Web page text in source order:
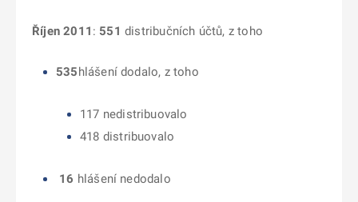
Říjen 2011 : 551 distribučních účtů, z toho
535hlášení dodalo, z toho
117 nedistribuovalo
418 distribuovalo
16 hlášení nedodalo